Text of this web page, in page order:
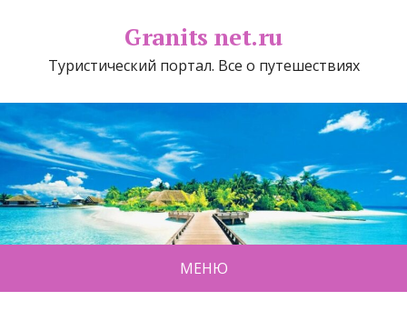
Granits net.ru
Туристический портал. Все о путешествиях
МЕНЮ